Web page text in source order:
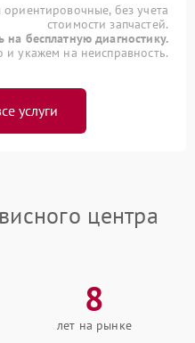
без учета
стоимости запчастей.
на бесплатную диагностику.
укажем на неисправность.
услуги
центра
8
лет на рынке